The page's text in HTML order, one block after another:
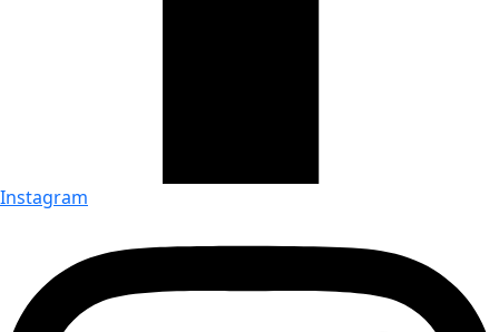
Instagram